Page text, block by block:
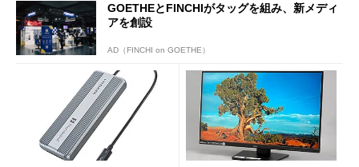
GOETHEとFINCHIがタッグを組み、新メディ
アを創設
AD（FINCHI on GOETHE）